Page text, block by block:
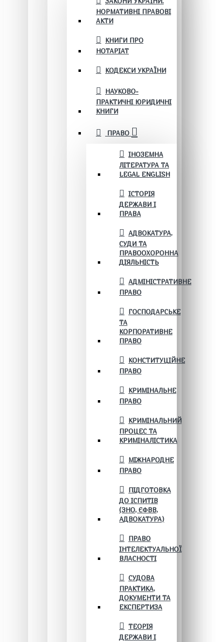
НОРМАТИВНІ ПРАВОВІ
АКТИ
КНИГИ ПРО
НОТАРІАТ
КОДЕКСИ УКРАЇНИ
НАУКОВО-
ПРАКТИЧНІ ЮРИДИЧНІ
КНИГИ
ПРАВО
ІНОЗЕМНА
ЛІТЕРАТУРА ТА
LEGAL ENGLISH
ІСТОРІЯ
ДЕРЖАВИ І
ПРАВА
АДВОКАТУРА,
СУДИ ТА
ПРАВООХОРОННА
ДІЯЛЬНІСТЬ
АДМІНІСТРАТИВНЕ
ПРАВО
ГОСПОДАРСЬКЕ
ТА
КОРПОРАТИВНЕ
ПРАВО
КОНСТИТУЦІЙНЕ
ПРАВО
КРИМІНАЛЬНЕ
ПРАВО
КРИМІНАЛЬНИЙ
ПРОЦЕС ТА
КРИМІНАЛІСТИКА
МІЖНАРОДНЕ
ПРАВО
ПІДГОТОВКА
ДО ІСПИТІВ
(ЗНО, ЄФВВ,
АДВОКАТУРА)
ПРАВО
ІНТЕЛЕКТУАЛЬНОЇ
ВЛАСНОСТІ
СУДОВА
ПРАКТИКА,
ДОКУМЕНТИ ТА
ЕКСПЕРТИЗА
ТЕОРІЯ
ДЕРЖАВИ І